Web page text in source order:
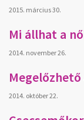
2015. március 30.
Mi állhat a
2014. november 26.
2014. október 22.